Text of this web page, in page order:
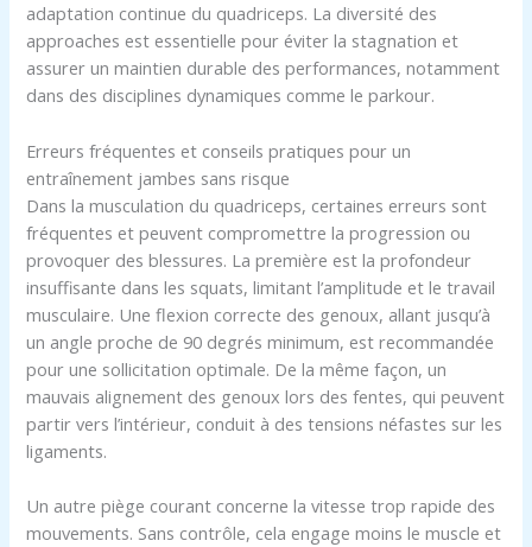
adaptation continue du quadriceps. La diversité des
approaches est essentielle pour éviter la stagnation et
assurer un maintien durable des performances, notamment
dans des disciplines dynamiques comme le parkour.
Erreurs fréquentes et conseils pratiques pour un
entraînement jambes sans risque
Dans la musculation du quadriceps, certaines erreurs sont
fréquentes et peuvent compromettre la progression ou
provoquer des blessures. La première est la profondeur
insuffisante dans les squats, limitant l’amplitude et le travail
musculaire. Une flexion correcte des genoux, allant jusqu’à
un angle proche de 90 degrés minimum, est recommandée
pour une sollicitation optimale. De la même façon, un
mauvais alignement des genoux lors des fentes, qui peuvent
partir vers l’intérieur, conduit à des tensions néfastes sur les
ligaments.
Un autre piège courant concerne la vitesse trop rapide des
mouvements. Sans contrôle, cela engage moins le muscle et